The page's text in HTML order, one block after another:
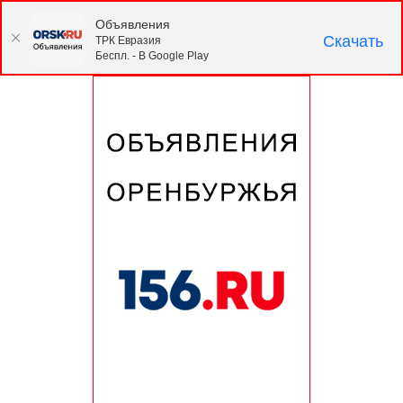
Объявления
ТРК Евразия
Беспл. - В Google Play
Скачать